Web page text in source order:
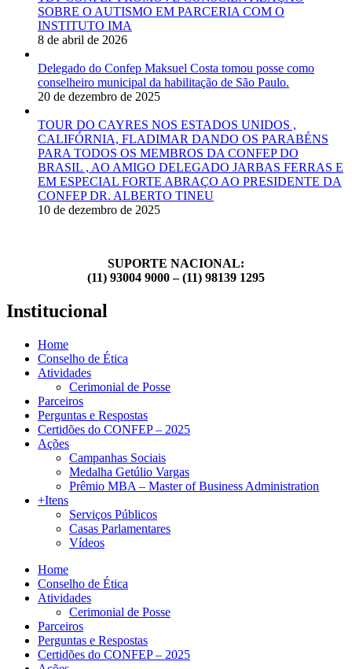
SOBRE O AUTISMO EM PARCERIA COM O
INSTITUTO IMA
8 de abril de 2026
Delegado do Confep Maksuel Costa tomou posse como
conselheiro municipal da habilitação de São Paulo.
20 de dezembro de 2025
TOUR DO CAYRES NOS ESTADOS UNIDOS ,
CALIFÓRNIA, FLADIMAR DANDO OS PARABÉNS
PARA TODOS OS MEMBROS DA CONFEP DO
BRASIL , AO AMIGO DELEGADO JARBAS FERRAS E
EM ESPECIAL FORTE ABRAÇO AO PRESIDENTE DA
CONFEP DR. ALBERTO TINEU
10 de dezembro de 2025
SUPORTE NACIONAL:
(11) 93004 9000 – (11) 98139 1295
Institucional
Home
Conselho de Ética
Atividades
Cerimonial de Posse
Parceiros
Perguntas e Respostas
Certidões do CONFEP – 2025
Ações
Campanhas Sociais
Medalha Getúlio Vargas
Prêmio MBA – Master of Business Administration
+Itens
Serviços Públicos
Casas Parlamentares
Vídeos
Home
Conselho de Ética
Atividades
Cerimonial de Posse
Parceiros
Perguntas e Respostas
Certidões do CONFEP – 2025